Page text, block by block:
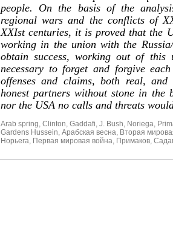
people. On the basis of the
regional wars and the conflicts of
XXIst centuries, it is proved that the
working in the union with the
obtain success, working out of this
necessary to forget and forgive
offenses and claims, both real,
honest partners without stone in the
nor the USA no calls and threats
Arab spring Clinton Gaddafi J. Bush Noriega
Gardens Hussein Арабская весна Вторая
Норьега Первая мировая война Примаков